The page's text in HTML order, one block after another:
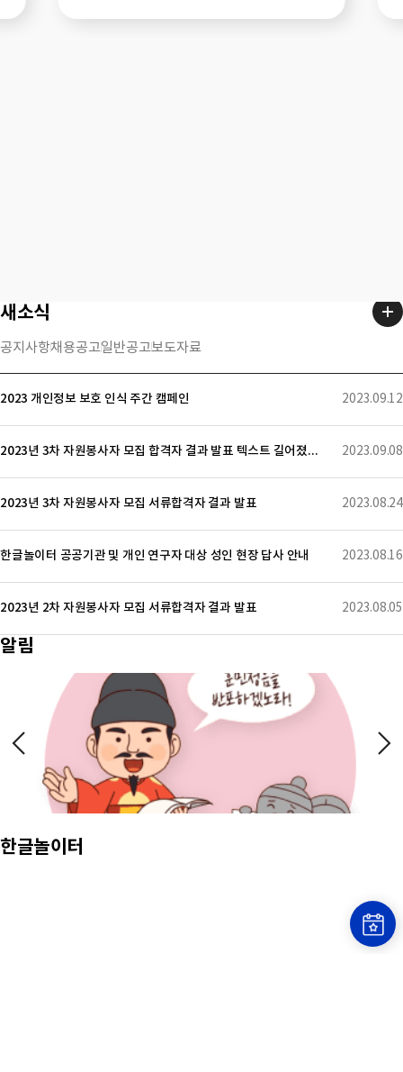
알림
한글놀이터
새소식
공지사항채용공고일반공고보도자료
2023.09.12
2023 개인정보 보호 인식 주간 캠페인
2023.09.08
2023년 3차 자원봉사자 모집 합격자 결과 발표 텍스트 길어졌을 때 텍스트 길어졌을 때 텍스트 길어졌을 때
2023.08.24
2023년 3차 자원봉사자 모집 서류합격자 결과 발표
2023.08.16
한글놀이터 공공기관 및 개인 연구자 대상 성인 현장 답사 안내
2023.08.05
2023년 2차 자원봉사자 모집 서류합격자 결과 발표